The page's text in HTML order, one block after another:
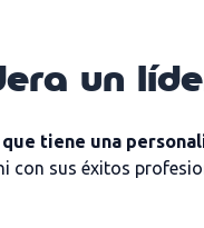
un
tiene una
con sus éxitos